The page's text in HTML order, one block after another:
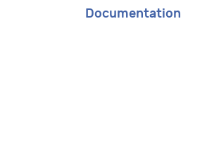
Documentation